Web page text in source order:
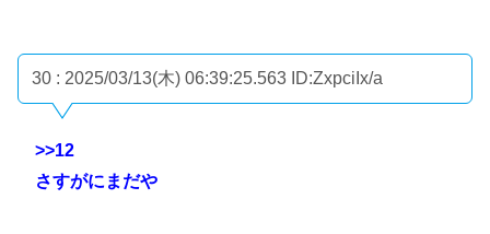
30 : 2025/03/13(木) 06:39:25.563 ID:ZxpciIx/a
>>12
さすがにまだや